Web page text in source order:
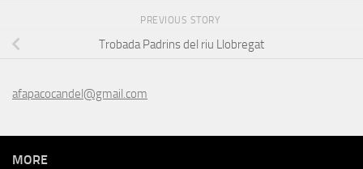
PREVIOUS STORY
Trobada Padrins del riu Llobregat
afapacocandel@gmail.com
MORE